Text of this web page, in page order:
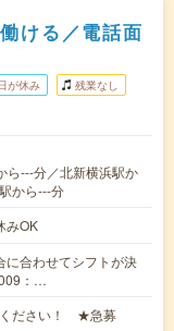
ける／電話面
が休み 残業なし
ら---分／北新横浜駅か
から---分
みOK
合わせてシフトが決
：…
ください！ ★急募